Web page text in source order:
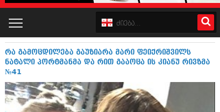
კატალოგი
ინტერვიუები
რა გამოცდილება გაუზიარა მარი ფეიქრიშვილს
ნატალი პორტმანმა და რით გააოცა ის კიანუ რივზმა
№41